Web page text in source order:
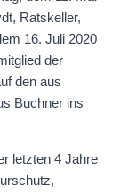
Ratskeller,
16. Juli 2020
der
den aus
Buchner ins
letzten 4 Jahre